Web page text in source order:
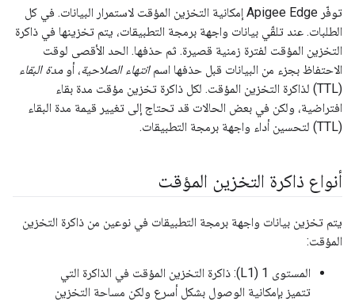
توفّر Apigee Edge إمكانية التخزين المؤقت لاستمرار البيانات. في كل
الطلبات. عند تلقّي بيانات واجهة برمجة التطبيقات، يتم تخزينها في ذاكرة
التخزين المؤقت لفترة زمنية قصيرة. ثم حذفها. الحد الأقصى لوقت
الاحتفاظ بجزء من البيانات قبل حذفها اسمانتهاء الصلاحية، أو مدة البقاء
(TTL) لذاكرة التخزين المؤقت. لكل ذاكرة تخزين مؤقت مدة بقاء
افتراضية، ولكن في بعض الحالات قد تحتاج إلى تغيير قيمة مدة البقاء
(TTL) لتحسين أداء واجهة برمجة التطبيقات.
أنواع ذاكرة التخزين المؤقت
يتم تخزين بيانات واجهة برمجة التطبيقات في نوعين من ذاكرة التخزين
المؤقت:
المستوى 1 (L1): ذاكرة التخزين المؤقت في الذاكرة التي
تتميز بإمكانية الوصول بشكل أسرع ولكن مساحة التخزين